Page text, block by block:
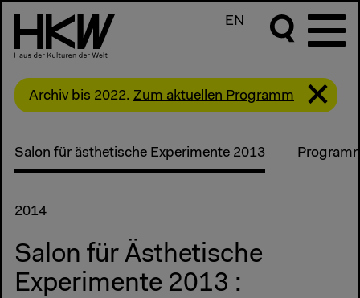
EN
Archiv bis 2022. Zum aktuellen Programm
Salon für ästhetische Experimente 2013
2014
Salon für Ästhetische
Experimente 2013 :